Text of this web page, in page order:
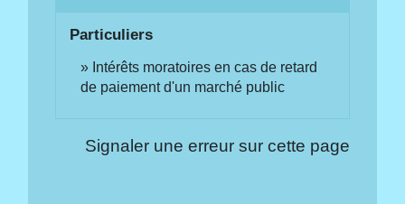
Particuliers
Intérêts moratoires en cas de retard
de paiement d'un marché public
Signaler une erreur sur cette page